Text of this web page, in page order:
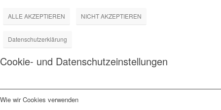
ALLE AKZEPTIEREN NICHT AKZEPTIEREN
Datenschutzerklärung
Cookie- und Datenschutzeinstellungen
Wie wir Cookies verwenden